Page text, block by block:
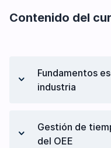
Contenido del
Fundamentos
industria
industria?
Cómo el OEE
Gestión de
del OEE